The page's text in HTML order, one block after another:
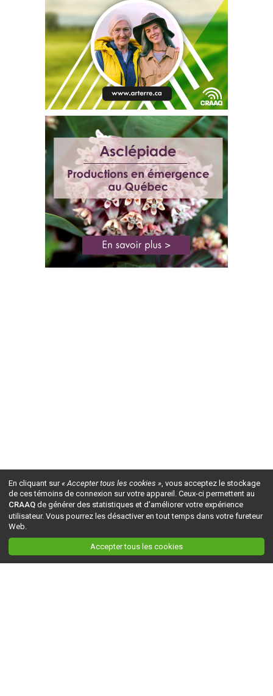
En cliquant sur« Accepter tous les cookies », vous acceptez le stockage
de ces témoins de connexion sur votre appareil. Ceux-ci permettent au
CRAAQ de générer des statistiques et d'améliorer votre expérience
utilisateur. Vous pourrez les désactiver en tout temps dans votre fureteur
Web.
Accepter tous les cookies